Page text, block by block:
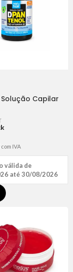
Capilar
com IVA
válida de
até 30/08/2026